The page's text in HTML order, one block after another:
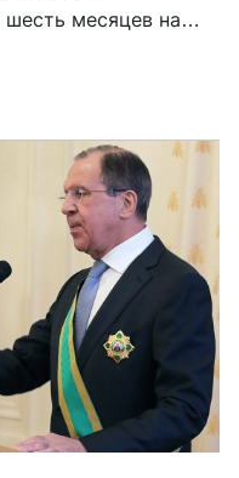
месяцев на
(Гундяевым). Это
Эстонии
в
священнослужителя.
инициировать […]